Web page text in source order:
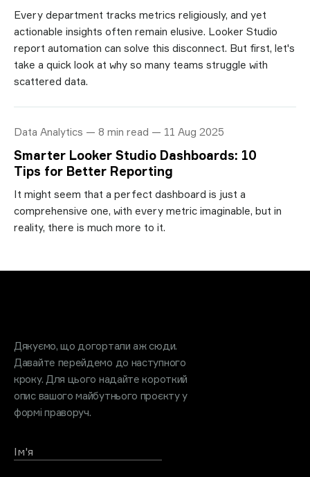
Every department tracks metrics religiously, and yet
actionable insights often remain elusive. Looker Studio
report automation can solve this disconnect. But first, let's
take a quick look at why so many teams struggle with
scattered data.
Data Analytics — 8 min read — 11 Aug 2025
Smarter Looker Studio Dashboards: 10
Tips for Better Reporting
It might seem that a perfect dashboard is just a
comprehensive one, with every metric imaginable, but in
reality, there is much more to it.
Дякуємо, що догортали аж сюди.
Давайте перейдемо до наступного
кроку. Для цього надайте короткий
опис вашого майбутнього проєкту у
формі праворуч.
Ім'я